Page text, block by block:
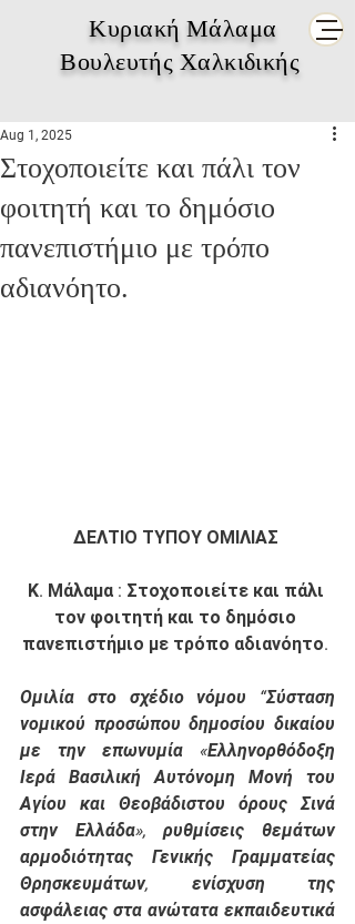
Κυριακή Μάλαμα
Βουλευτής Χαλκιδικής
Στοχοποιείτε και πάλι τον
φοιτητή και το δημόσιο
πανεπιστήμιο με τρόπο
αδιανόητο.
Aug 1, 2025
ΔΕΛΤΙΟ ΤΥΠΟΥ ΟΜΙΛΙΑΣ
Κ. Μάλαμα : Στοχοποιείτε και πάλι
τον φοιτητή και το δημόσιο
πανεπιστήμιο με τρόπο αδιανόητο.
Ομιλία στο σχέδιο νόμου “Σύσταση
νομικού προσώπου δημοσίου δικαίου
με την επωνυμία «Ελληνορθόδοξη
Ιερά Βασιλική Αυτόνομη Μονή του
Αγίου και Θεοβάδιστου όρους Σινά
στην Ελλάδα», ρυθμίσεις θεμάτων
αρμοδιότητας Γενικής Γραμματείας
Θρησκευμάτων, ενίσχυση της
ασφάλειας στα ανώτατα εκπαιδευτικά